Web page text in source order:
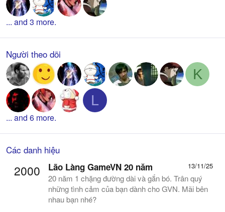
... and 3 more.
Người theo dõi
K
L
... and 6 more.
Các danh hiệu
2000 13/11/25
Lão Làng GameVN 20 năm
20 năm 1 chặng đường dài và gắn bó. Trân quý
những tình cảm của bạn dành cho GVN. Mãi bên
nhau bạn nhé?